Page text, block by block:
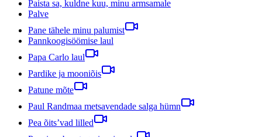
Paista sa, kuldne kuu, minu armsamale
Palve
Pane tähele minu palumist
Pannkoogisöömise laul
Papa Carlo laul
Pardike ja mooniõis
Patune mõte
Paul Randmaa metsavendade salga hümn
Pea õits’vad lilled